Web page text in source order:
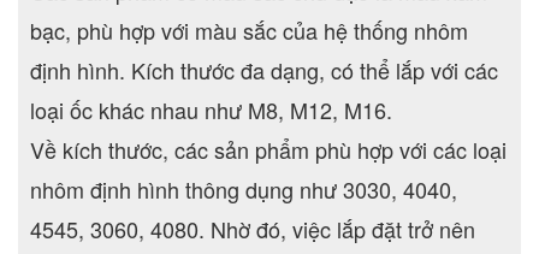
bạc, phù hợp với màu sắc của hệ thống nhôm
định hình. Kích thước đa dạng, có thể lắp với các
loại ốc khác nhau như M8, M12, M16.
Về kích thước, các sản phẩm phù hợp với các loại
nhôm định hình thông dụng như 3030, 4040,
4545, 3060, 4080. Nhờ đó, việc lắp đặt trở nên